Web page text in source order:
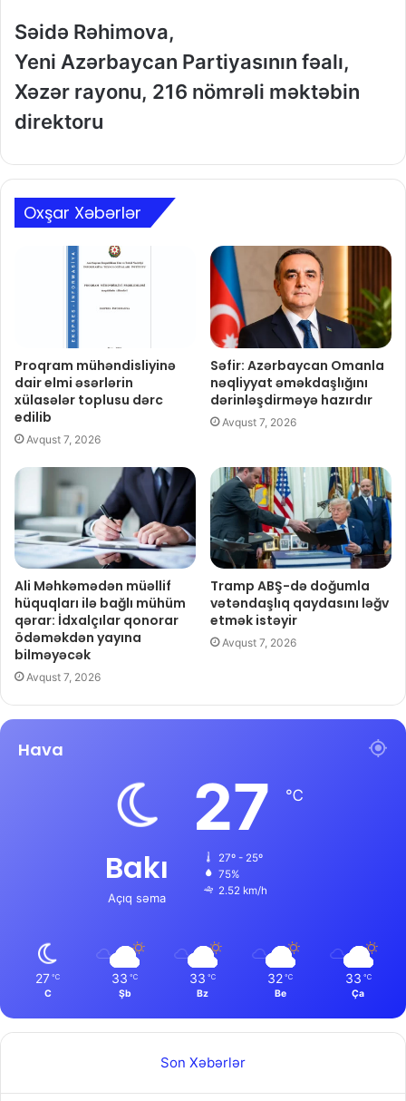
Səidə Rəhimova,
Yeni Azərbaycan Partiyasının fəalı,
Xəzər rayonu, 216 nömrəli məktəbin
direktoru
Oxşar Xəbərlər
Proqram mühəndisliyinə
dair elmi əsərlərin
xülasələr toplusu dərc
edilib
Avqust 7, 2026
Səfir: Azərbaycan Omanla
nəqliyyat əməkdaşlığını
dərinləşdirməyə hazırdır
Avqust 7, 2026
Ali Məhkəmədən müəllif
hüquqları ilə bağlı mühüm
qərar: İdxalçılar qonorar
ödəməkdən yayına
bilməyəcək
Avqust 7, 2026
Tramp ABŞ-də doğumla
vətəndaşlıq qaydasını ləğv
etmək istəyir
Avqust 7, 2026
Hava
Bakı
Açıq səma
27 ℃
27º - 25º
75%
2.52 km/h
27 ℃
C
33 ℃
Şb
33 ℃
Bz
32 ℃
Be
33 ℃
Ça
Son Xəbərlər